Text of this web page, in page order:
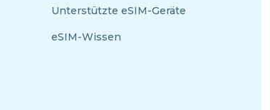
Unterstützte eSIM-Geräte
eSIM-Wissen